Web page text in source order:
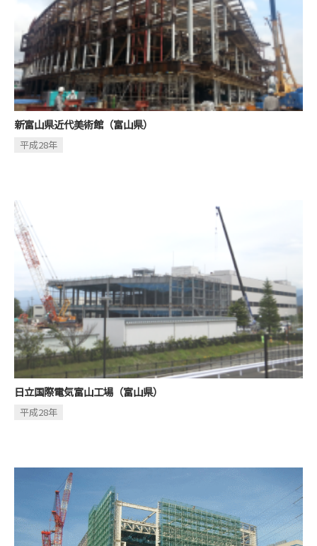
新富山県近代美術館（富山県）
平成28年
日立国際電気富山工場（富山県）
平成28年